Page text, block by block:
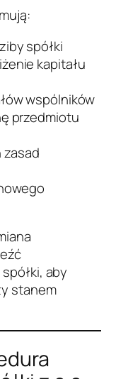
spółki
kapitału
wspólników
przedmiotu
aby
stanem